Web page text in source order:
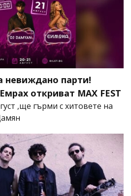
невиждано парти!
откриват MAX FEST
,ще гърми с хитовете на